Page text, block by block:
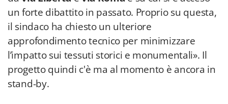
un forte dibattito in passato. Proprio su questa,
il sindaco ha chiesto un ulteriore
approfondimento tecnico per minimizzare
l’impatto sui tessuti storici e monumentali». Il
progetto quindi c'è ma al momento è ancora in
stand-by.